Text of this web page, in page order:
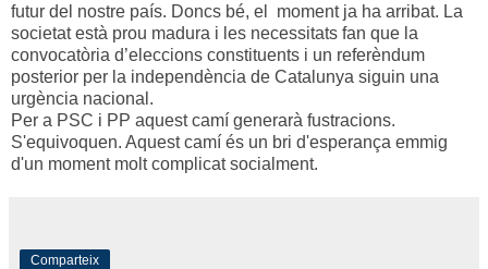
futur del nostre país. Doncs bé, el moment ja ha arribat. La
societat està prou madura i les necessitats fan que la
convocatòria d’eleccions constituents i un referèndum
posterior per la independència de Catalunya siguin una
urgència nacional.
Per a PSC i PP aquest camí generarà fustracions.
S'equivoquen. Aquest camí és un bri d'esperança emmig
d'un moment molt complicat socialment.
Comparteix